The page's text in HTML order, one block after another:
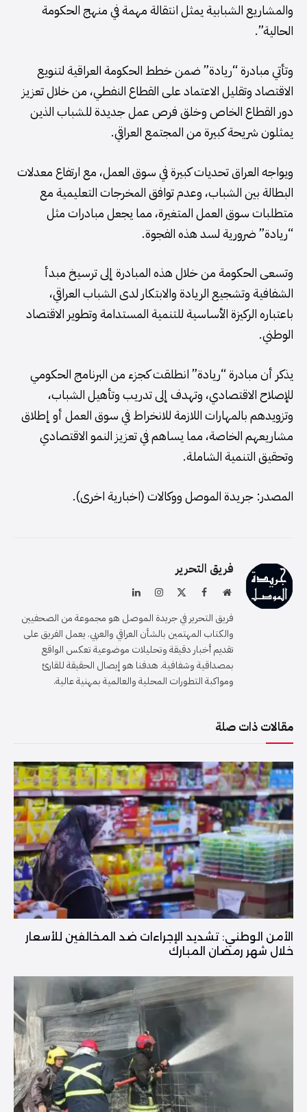
والمشاريع الشبابية يمثل انتقالة مهمة في منهج الحكومة
الحالية”.
وتأتي مبادرة “ريادة” ضمن خطط الحكومة العراقية لتنويع
الاقتصاد وتقليل الاعتماد على القطاع النفطي، من خلال تعزيز
دور القطاع الخاص وخلق فرص عمل جديدة للشباب الذين
يمثلون شريحة كبيرة من المجتمع العراقي.
ويواجه العراق تحديات كبيرة في سوق العمل، مع ارتفاع معدلات
البطالة بين الشباب، وعدم توافق المخرجات التعليمية مع
متطلبات سوق العمل المتغيرة، مما يجعل مبادرات مثل
“ريادة” ضرورية لسد هذه الفجوة.
وتسعى الحكومة من خلال هذه المبادرة إلى ترسيخ مبدأ
الشفافية وتشجيع الريادة والابتكار لدى الشباب العراقي،
باعتباره الركيزة الأساسية للتنمية المستدامة وتطوير الاقتصاد
الوطني.
يذكر أن مبادرة “ريادة” انطلقت كجزء من البرنامج الحكومي
للإصلاح الاقتصادي، وتهدف إلى تدريب وتأهيل الشباب،
وتزويدهم بالمهارات اللازمة للانخراط في سوق العمل أو إطلاق
مشاريعهم الخاصة، مما يساهم في تعزيز النمو الاقتصادي
وتحقيق التنمية الشاملة.
المصدر: جريدة الموصل ووكالات (اخبارية اخرى).
فريق التحرير
موقعفيسبوك الانستغرام
لينكدإن
فريق التحرير في جريدة الموصل هو مجموعة من الصحفيين
والكتاب المهتمين بالشأن العراقي والعربي. يعمل الفريق على
تقديم أخبار دقيقة وتحليلات موضوعية تعكس الواقع
بمصداقية وشفافية. هدفنا هو إيصال الحقيقة للقارئ
ومواكبة التطورات المحلية والعالمية بمهنية عالية.
مقالات ذات صلة
الأمن الوطني: تشديد الإجراءات ضد المخالفين للأسعار
خلال شهر رمضان المبارك